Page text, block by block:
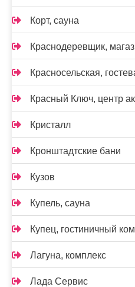
Корт, сауна
Краснодеревщик,
Красносельская,
Красный Ключ, центр
Кристалл
Кронштадтские бани
Кузов
Купель, сауна
Купец, гостиничный
Лагуна, комплекс
Лада Сервис